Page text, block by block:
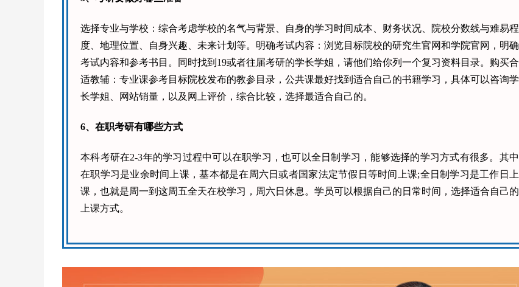
选择专业与学校：综合考虑学校的名气与背景、自身的学习时间成本、财务状况、院校分数线与难易程
度、地理位置、自身兴趣、未来计划等。明确考试内容：浏览目标院校的研究生官网和学院官网，明确
考试内容和参考书目。同时找到19或者往届考研的学长学姐，请他们给你列一个复习资料目录。购买合
适教辅：专业课参考目标院校发布的教参目录，公共课最好找到适合自己的书籍学习，具体可以咨询学
长学姐、网站销量，以及网上评价，综合比较，选择最适合自己的。
6、在职考研有哪些方式
本科考研在2-3年的学习过程中可以在职学习，也可以全日制学习，能够选择的学习方式有很多。其中
在职学习是业余时间上课，基本都是在周六日或者国家法定节假日等时间上课;全日制学习是工作日上
课，也就是周一到这周五全天在校学习，周六日休息。学员可以根据自己的日常时间，选择适合自己的
上课方式。